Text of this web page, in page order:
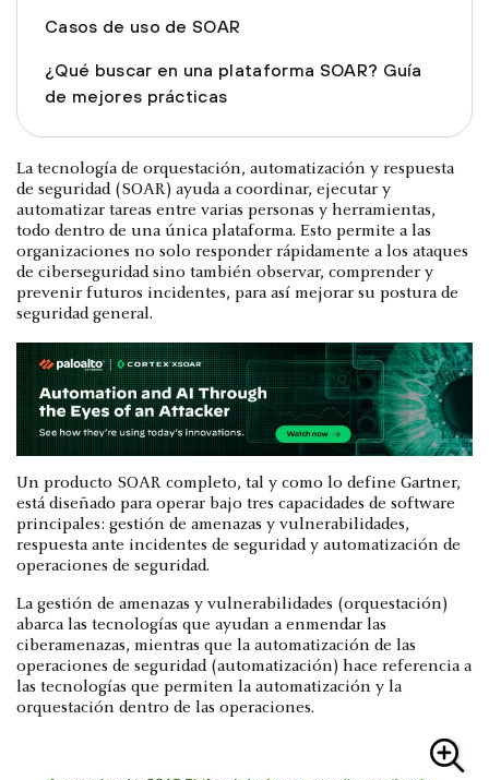
Casos de uso de SOAR
¿Qué buscar en una plataforma SOAR? Guía
de mejores prácticas
La tecnología de orquestación, automatización y respuesta
de seguridad (SOAR) ayuda a coordinar, ejecutar y
automatizar tareas entre varias personas y herramientas,
todo dentro de una única plataforma. Esto permite a las
organizaciones no solo responder rápidamente a los ataques
de ciberseguridad sino también observar, comprender y
prevenir futuros incidentes, para así mejorar su postura de
seguridad general.
Un producto SOAR completo, tal y como lo define Gartner,
está diseñado para operar bajo tres capacidades de software
principales: gestión de amenazas y vulnerabilidades,
respuesta ante incidentes de seguridad y automatización de
operaciones de seguridad.
La gestión de amenazas y vulnerabilidades (orquestación)
abarca las tecnologías que ayudan a enmendar las
ciberamenazas, mientras que la automatización de las
operaciones de seguridad (automatización) hace referencia a
las tecnologías que permiten la automatización y la
orquestación dentro de las operaciones.